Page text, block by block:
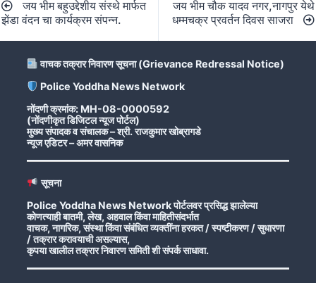
navigation
जय भीम बहुउद्देशीय संस्थे मार्फत
झेंडा वंदन चा कार्यक्रम संपन्न.
जय भीम चौक यादव नगर,नागपुर येथे
धम्मचक्र प्रवर्तन दिवस साजरा
वाचक तक्रार निवारण सूचना (Grievance Redressal Notice)
Police Yoddha News Network
नोंदणी क्रमांक: MH-08-0000592
(नोंदणीकृत डिजिटल न्यूज पोर्टल)
मुख्य संपादक व संचालक – श्री. राजकुमार खोब्रागडे
न्यूज एडिटर – अमर वासनिक
सूचना
Police Yoddha News Network पोर्टलवर प्रसिद्ध झालेल्या
कोणत्याही बातमी, लेख, अहवाल किंवा माहितीसंदर्भात
वाचक, नागरिक, संस्था किंवा संबंधित व्यक्तींना हरकत / स्पष्टीकरण / सुधारणा
/ तक्रार करावयाची असल्यास,
कृपया खालील तक्रार निवारण समिती शी संपर्क साधावा.